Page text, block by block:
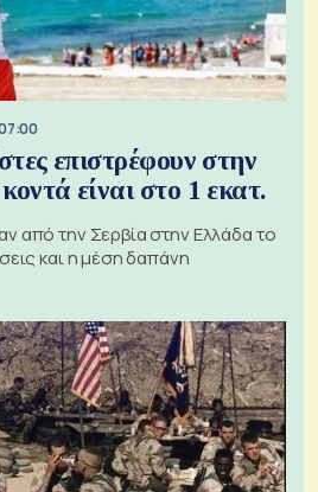
επιστρέφουν στην
είναι στο 1 εκατ.
από την Σερβία στην Ελλάδα το
και η μέση δαπάνη